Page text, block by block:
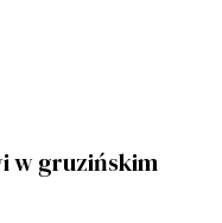
w gruzińskim